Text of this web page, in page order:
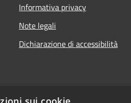
Informativa privacy
Note legali
Dichiarazione di accessibilità